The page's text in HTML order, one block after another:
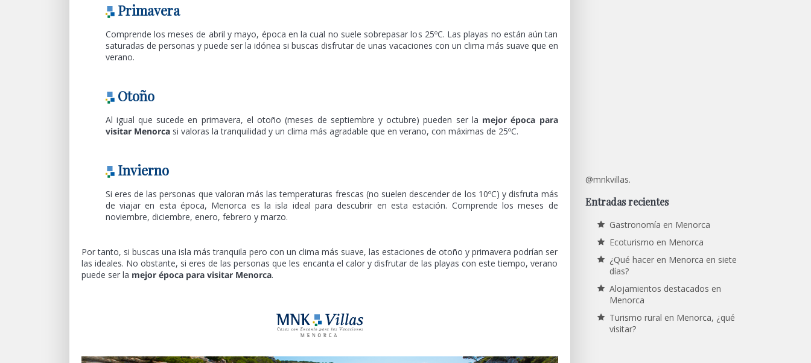
Primavera
Comprende los meses de abril y mayo, época en la cual no suele sobrepasar los 25ºC. Las playas no están aún tan
saturadas de personas y puede ser la idónea si buscas disfrutar de unas vacaciones con un clima más suave que en
verano.
Otoño
Al igual que sucede en primavera, el otoño (meses de septiembre y octubre) pueden ser la mejor época para
visitar Menorca si valoras la tranquilidad y un clima más agradable que en verano, con máximas de 25ºC.
Invierno
Si eres de las personas que valoran más las temperaturas frescas (no suelen descender de los 10ºC) y disfruta más
de viajar en esta época, Menorca es la isla ideal para descubrir en esta estación. Comprende los meses de
noviembre, diciembre, enero, febrero y marzo.
Por tanto, si buscas una isla más tranquila pero con un clima más suave, las estaciones de otoño y primavera podrían ser
las ideales. No obstante, si eres de las personas que les encanta el calor y disfrutar de las playas con este tiempo, verano
puede ser la mejor época para visitar Menorca.
@mnkvillas.
Entradas recientes
Gastronomía en Menorca
Ecoturismo en Menorca
¿Qué hacer en Menorca en siete
días?
Alojamientos destacados en
Menorca
Turismo rural en Menorca, ¿qué
visitar?